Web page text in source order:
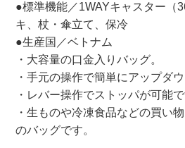
●標準機能／1WAYキャスター（
キ、杖・傘立て、保冷
●生産国／ベトナム
・大容量の口金入りバッグ。
・手元の操作で簡単にアップダ
・レバー操作でストッパが可能で
・生ものや冷凍食品などの買い
のバッグです。